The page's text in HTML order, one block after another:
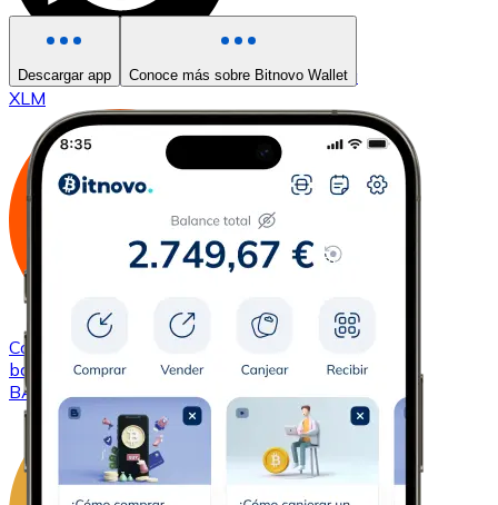
ComprarStellarcon transferencia bancaria
XLM
Comprar
bancaria
BAT
Descargar app Conoce más sobre Bitnovo Wallet